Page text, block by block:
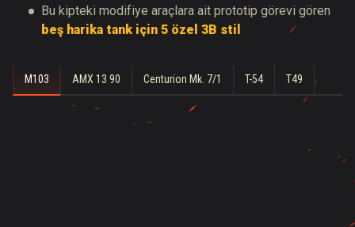
Bu kipteki modifiye araçlara ait prototip görevi gören
beş harika tank için 5 özel 3B stil
M103 AMX 13 90 Centurion Mk. 7/1 T-54 T49